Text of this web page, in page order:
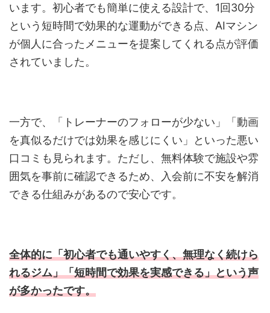
います。初心者でも簡単に使える設計で、1回30分
という短時間で効果的な運動ができる点、AIマシン
が個人に合ったメニューを提案してくれる点が評価
されていました。
一方で、「トレーナーのフォローが少ない」「動画
を真似るだけでは効果を感じにくい」といった悪い
口コミも見られます。ただし、無料体験で施設や雰
囲気を事前に確認できるため、入会前に不安を解消
できる仕組みがあるので安心です。
全体的に「初心者でも通いやすく、無理なく続けら
れるジム」「短時間で効果を実感できる」という声
が多かったです。